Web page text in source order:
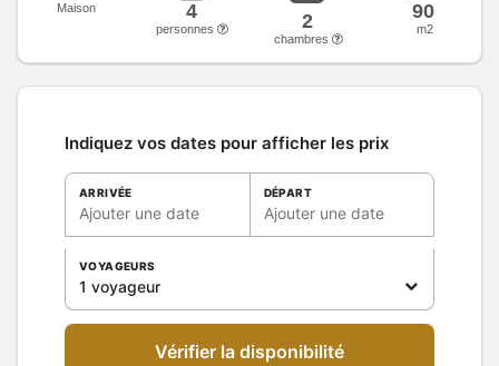
Maison 4
personnes 2
chambres
90
m2
Indiquez vos dates pour afficher les prix
ARRIVÉE
Ajouter une date
DÉPART
Ajouter une date
VOYAGEURS
1 voyageur
Vérifier la disponibilité